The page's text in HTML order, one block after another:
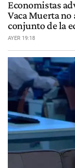
Economistas
Vaca Muerta
conjunto de la
AYER 19:18